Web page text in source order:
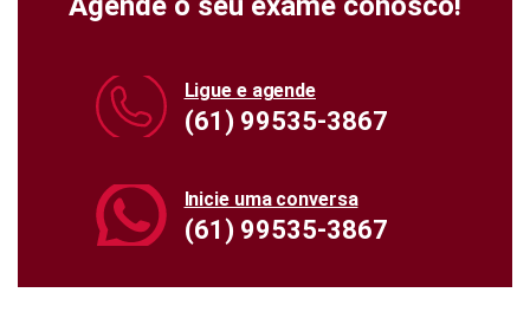
Ligue e agende
(61) 99535-3867
Inicie uma conversa
(61) 99535-3867